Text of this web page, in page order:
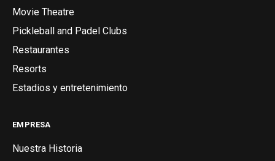
Movie Theatre
Pickleball and Padel Clubs
Restaurantes
Resorts
Estadios y entretenimiento
EMPRESA
Nuestra Historia